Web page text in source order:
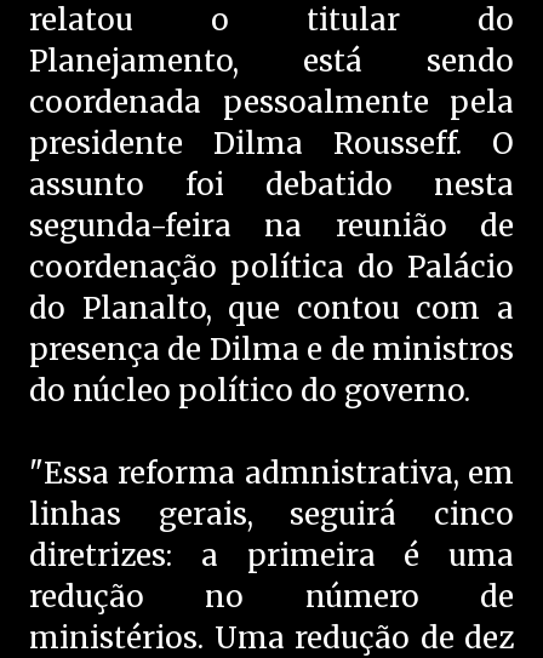
relatou o titular do
Planejamento, está sendo
coordenada pessoalmente pela
presidente Dilma Rousseff. O
assunto foi debatido nesta
segunda-feira na reunião de
coordenação política do Palácio
do Planalto, que contou com a
presença de Dilma e de ministros
do núcleo político do governo.
"Essa reforma admnistrativa, em
linhas gerais, seguirá cinco
diretrizes: a primeira é uma
redução no número de
ministérios. Uma redução de dez